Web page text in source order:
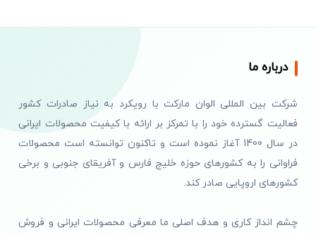
درباره ما
شرکت بین المللی الوان مارکت با رویکرد به نیاز صادرات کشور
فعالیت گسترده خود را با تمرکز بر ارائه با کیفیت محصولات ایرانی
در سال 1400 آغاز نموده است و تاکنون توانسته است محصولات
فراوانی را به کشورهای حوزه خلیج فارس و آفریقای جنوبی و برخی
کشورهای اروپایی صادر کند.
چشم انداز کاری و هدف اصلی ما معرفی محصولات ایرانی و فروش